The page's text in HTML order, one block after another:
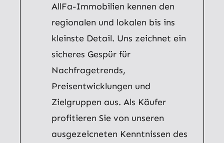
AllFa-Immobilien kennen den
regionalen und lokalen bis ins
kleinste Detail. Uns zeichnet ein
sicheres Gespür für
Nachfragetrends,
Preisentwicklungen und
Zielgruppen aus. Als Käufer
profitieren Sie von unseren
ausgezeicneten Kenntnissen des